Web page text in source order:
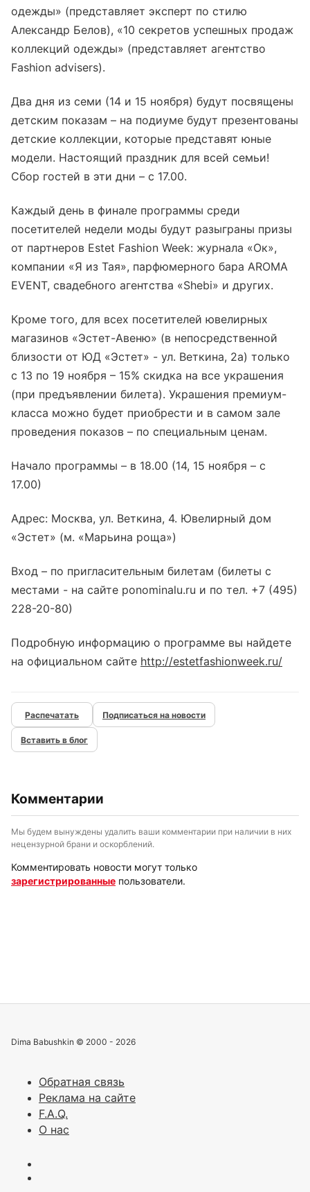
одежды» (представляет эксперт по стилю
Александр Белов), «10 секретов успешных продаж
коллекций одежды» (представляет агентство
Fashion advisers).
Два дня из семи (14 и 15 ноября) будут посвящены
детским показам – на подиуме будут презентованы
детские коллекции, которые представят юные
модели. Настоящий праздник для всей семьи!
Сбор гостей в эти дни – с 17.00.
Каждый день в финале программы среди
посетителей недели моды будут разыграны призы
от партнеров Estet Fashion Week: журнала «Ок»,
компании «Я из Тая», парфюмерного бара AROMA
EVENT, свадебного агентства «Shebi» и других.
Кроме того, для всех посетителей ювелирных
магазинов «Эстет-Авеню» (в непосредственной
близости от ЮД «Эстет» - ул. Веткина, 2а) только
с 13 по 19 ноября – 15% скидка на все украшения
(при предъявлении билета). Украшения премиум-
класса можно будет приобрести и в самом зале
проведения показов – по специальным ценам.
Начало программы – в 18.00 (14, 15 ноября – с
17.00)
Адрес: Москва, ул. Веткина, 4. Ювелирный дом
«Эстет» (м. «Марьина роща»)
Вход – по пригласительным билетам (билеты с
местами - на сайте ponominalu.ru и по тел. +7 (495)
228-20-80)
Подробную информацию о программе вы найдете
на официальном сайте http://estetfashionweek.ru/
Подписаться на новости
Вставить в блог
Комментарии
Мы будем вынуждены удалить ваши комментарии при наличии в них
нецензурной брани и оскорблений.
Комментировать новости могут только
зарегистрированные пользователи.
Dima Babushkin © 2000 - 2026
Обратная связь
Реклама на сайте
F.A.Q.
О нас